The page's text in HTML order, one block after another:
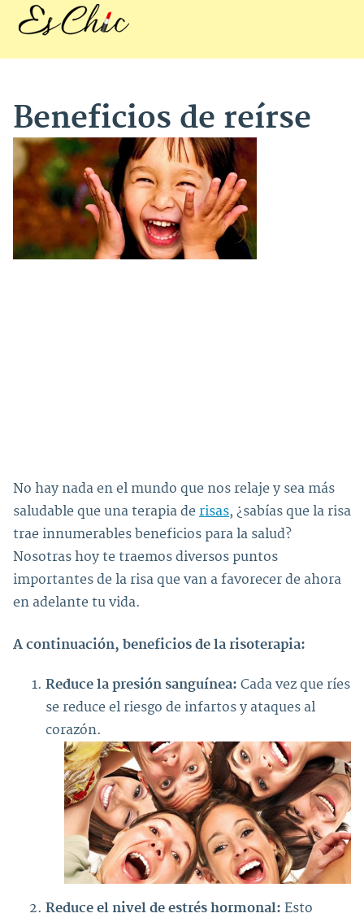
Beneficios de reírse
No hay nada en el mundo que nos relaje y sea más
saludable que una terapia de risas, ¿sabías que la risa
trae innumerables beneficios para la salud?
Nosotras hoy te traemos diversos puntos
importantes de la risa que van a favorecer de ahora
en adelante tu vida.
A continuación, beneficios de la risoterapia:
Reduce la presión sanguínea: Cada vez que ríes
se reduce el riesgo de infartos y ataques al
corazón.
Reduce el nivel de estrés hormonal: Esto